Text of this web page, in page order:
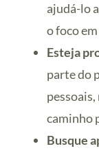
ajudá-lo
o foco
Esteja
parte do
caminho
Busque